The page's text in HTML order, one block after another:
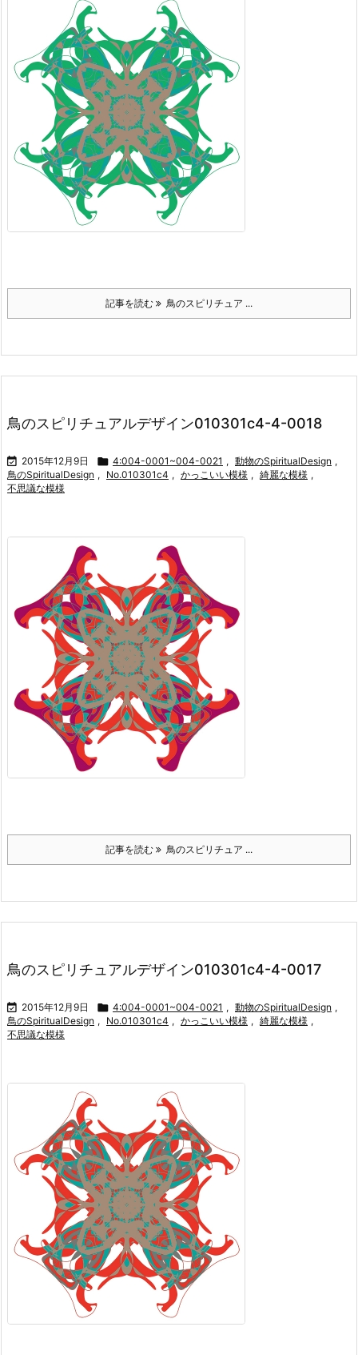
記事を読む 鳥のスピリチュア ...
鳥のスピリチュアルデザイン010301c4-4-0018
 2015年12月9日  4:004-0001~004-0021 , 動物のSpiritualDesign ,
鳥のSpiritualDesign , No.010301c4 , かっこいい模様 , 綺麗な模様 ,
不思議な模様
記事を読む 鳥のスピリチュア ...
鳥のスピリチュアルデザイン010301c4-4-0017
 2015年12月9日  4:004-0001~004-0021 , 動物のSpiritualDesign ,
鳥のSpiritualDesign , No.010301c4 , かっこいい模様 , 綺麗な模様 ,
不思議な模様